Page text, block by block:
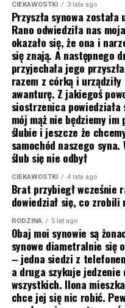
CIEKAWOSTKI 3 lata ago
Przyszła synowa została
Rano odwiedziła nas
okazało się, że ona i
się znają. A następnego
przyjechała jego
razem z córką i
awanturę. Z jakiegoś
siostrzenica powiedziała
mój mąż nie będziemy im
ślubie i jeszcze że
samochód naszego
ślub się nie odbył
CIEKAWOSTKI 4 lata ago
Brat przybiegł wcześnie
dowiedział się, co zrobili
RODZINA 5 lat ago
Obaj moi synowie są
synowe diametralnie się
– jedna siedzi z
a druga szykuje jedzenie
wszystkich. Ilona
chce jej się nic robić.